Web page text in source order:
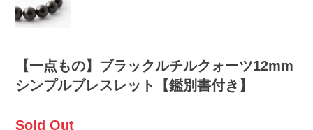
【一点もの】ブラックルチルクォーツ12mm
シンプルブレスレット【鑑別書付き】
Sold Out